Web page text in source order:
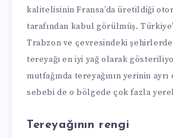
kalitelisinin Fransa’da üretildiği
tarafından kabul görülmüş.
Trabzon ve çevresindeki
tereyağı en iyi yağ olarak
mutfağında tereyağının yerinin ayrı
sebebi de o bölgede çok fazla
Tereyağının rengi